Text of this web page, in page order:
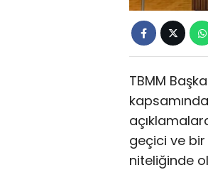
TBMM
geçici ve bir
niteliğinde